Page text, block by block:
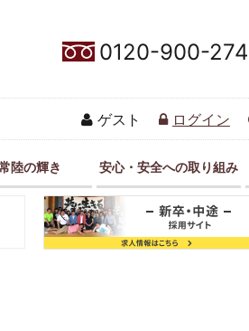
0120-900-274
ゲスト ログイン
陸の輝き 安心・安全への取り組み